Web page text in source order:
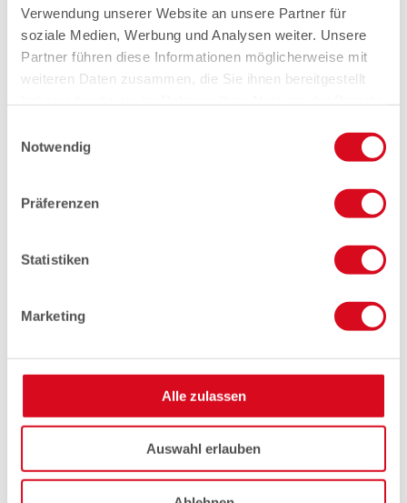
Verwendung unserer Website an unsere Partner für
soziale Medien, Werbung und Analysen weiter. Unsere
Partner führen diese Informationen möglicherweise mit
weiteren Daten zusammen, die Sie ihnen bereitgestellt
Notwendig
Präferenzen
Statistiken
Marketing
Alle zulassen
Auswahl erlauben